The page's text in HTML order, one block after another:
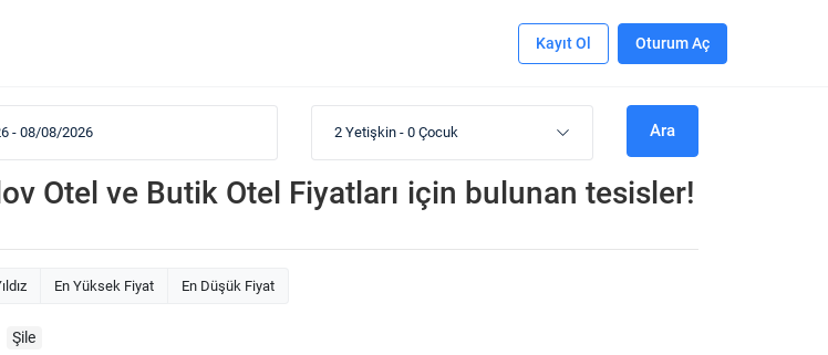
Kayıt Ol Oturum Aç
2 Yetişkin - 0 Çocuk Ara
Otel ve Butik Otel Fiyatları için bulunan tesisler!
En Yüksek Fiyat En Düşük Fiyat
Şile